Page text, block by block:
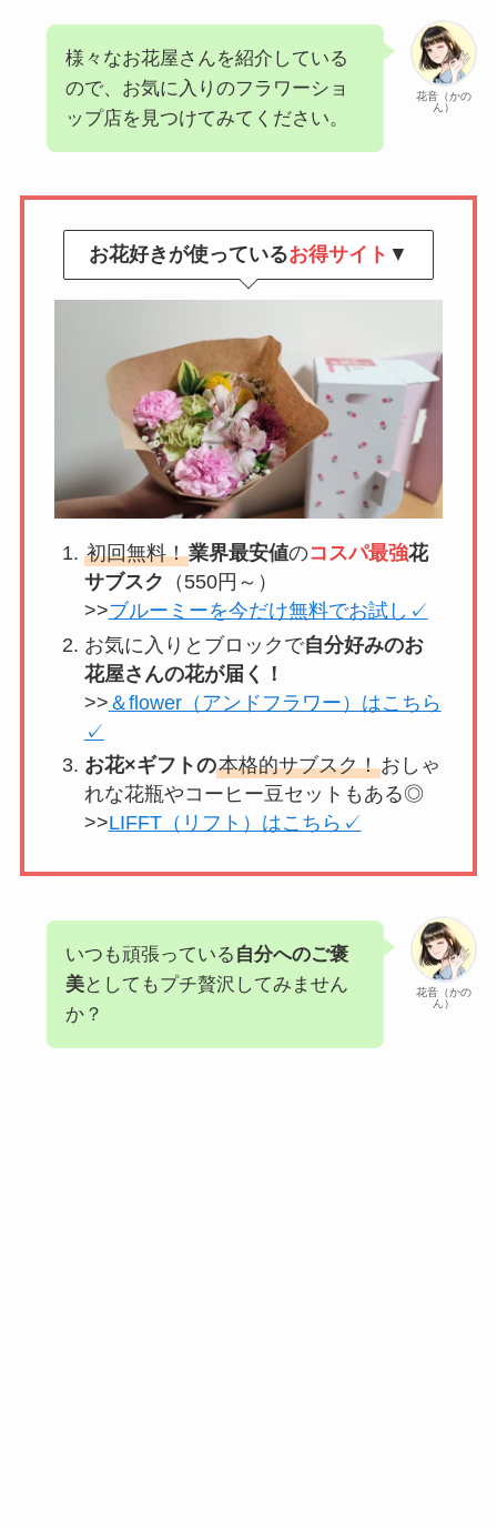
花音（かの
ん）
様々なお花屋さんを紹介している
ので、お気に入りのフラワーショ
ップ店を見つけてみてください。
お花好きが使っているお得サイト ▼
初回無料！業界最安値のコスパ最強花
サブスク （550円～）
>>ブルーミーを今だけ無料でお試し✓
お気に入りとブロックで自分好みのお
花屋さんの花が届く！
>> ＆flower（アンドフラワー）はこちら
✓
お花×ギフトの本格的サブスク！おしゃ
れな花瓶やコーヒー豆セットもある◎
>>LIFFT（リフト）はこちら✓
花音（かの
ん）
いつも頑張っている 自分へのご褒
美としてもプチ贅沢してみません
か？